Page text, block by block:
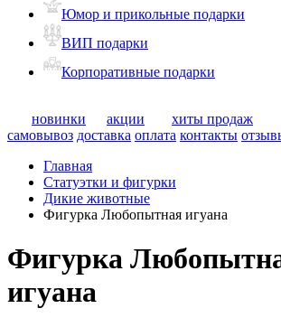
Юмор и прикольные подарки
ВИП подарки
Корпоративные подарки
новинки акции
хиты продаж
самовывоз доставка оплата контакты
Главная
Статуэтки и фигурки
Дикие животные
Фигурка Любопытная игуана
Фигурка
игуана